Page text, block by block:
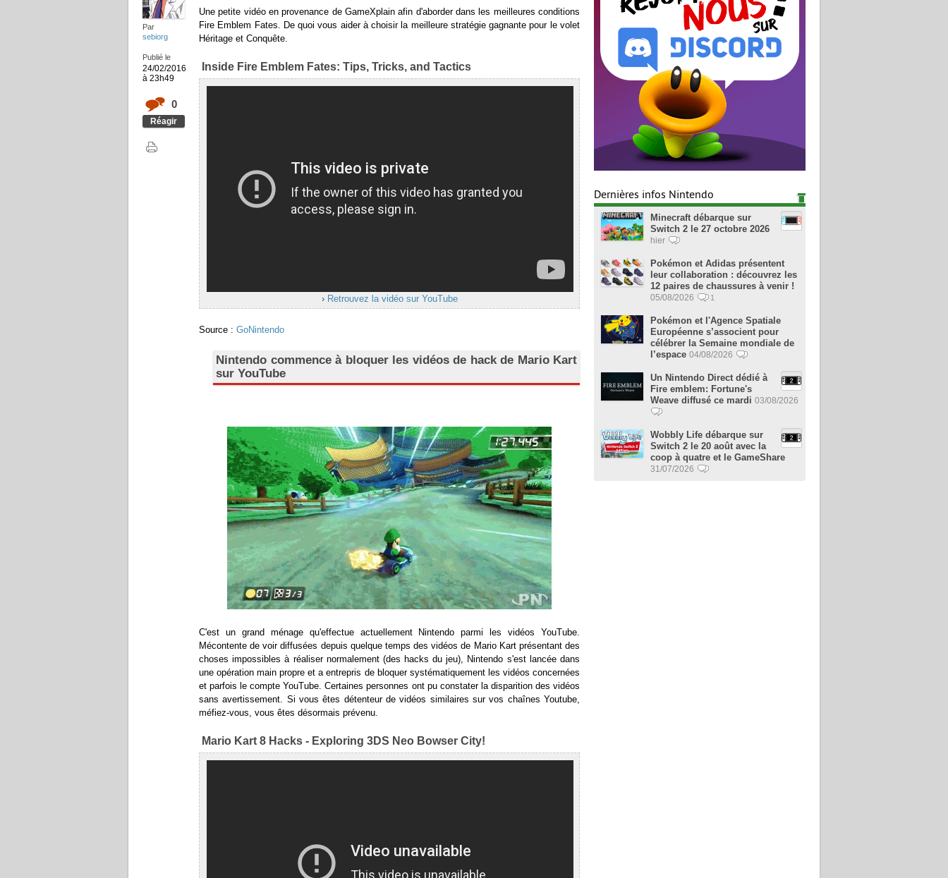
Par
sebiorg
Publié le
24/02/2016
à 23h49
0
Réagir
Une petite vidéo en provenance de GameXplain afin d'aborder dans les meilleures conditions
Fire Emblem Fates. De quoi vous aider à choisir la meilleure stratégie gagnante pour le volet
Héritage et Conquête.
Inside Fire Emblem Fates: Tips, Tricks, and Tactics
› Retrouvez la vidéo sur YouTube
Source : GoNintendo
Nintendo commence à bloquer les vidéos de hack de Mario Kart
sur YouTube
C'est un grand ménage qu'effectue actuellement Nintendo parmi les vidéos YouTube.
Mécontente de voir diffusées depuis quelque temps des vidéos de Mario Kart présentant des
choses impossibles à réaliser normalement (des hacks du jeu), Nintendo s'est lancée dans
une opération main propre et a entrepris de bloquer systématiquement les vidéos concernées
et parfois le compte YouTube. Certaines personnes ont pu constater la disparition des vidéos
sans avertissement. Si vous êtes détenteur de vidéos similaires sur vos chaînes Youtube,
méfiez-vous, vous êtes désormais prévenu.
Mario Kart 8 Hacks - Exploring 3DS Neo Bowser City!
Dernières infos Nintendo
Minecraft débarque sur
Switch 2 le 27 octobre 2026
hier
Pokémon et Adidas présentent
leur collaboration : découvrez les
12 paires de chaussures à venir !
05/08/2026 1
Pokémon et l'Agence Spatiale
Européenne s’associent pour
célébrer la Semaine mondiale de
l’espace 04/08/2026
Un Nintendo Direct dédié à
Fire emblem: Fortune's
Weave diffusé ce mardi 03/08/2026
Wobbly Life débarque sur
Switch 2 le 20 août avec la
coop à quatre et le GameShare
31/07/2026